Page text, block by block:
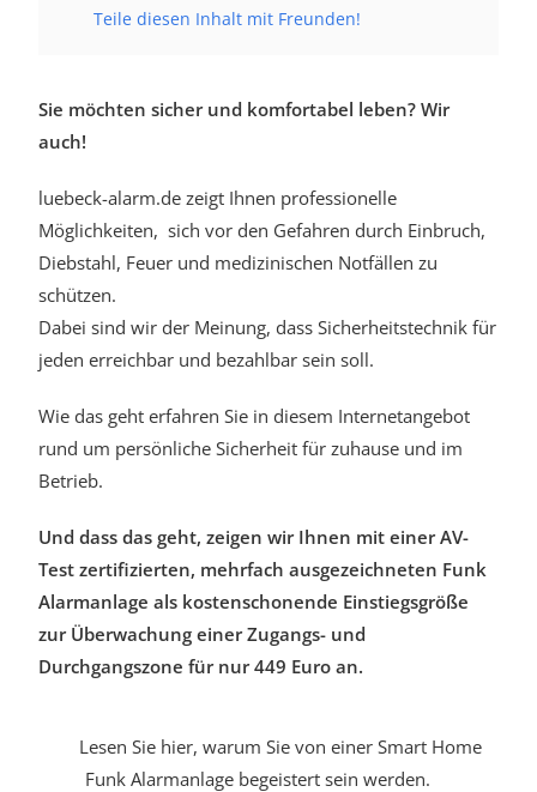
Teile diesen Inhalt mit Freunden!
Sie möchten sicher und komfortabel leben? Wir
auch!
luebeck-alarm.de zeigt Ihnen professionelle
Möglichkeiten, sich vor den Gefahren durch Einbruch,
Diebstahl, Feuer und medizinischen Notfällen zu
schützen.
Dabei sind wir der Meinung, dass Sicherheitstechnik für
jeden erreichbar und bezahlbar sein soll.
Wie das geht erfahren Sie in diesem Internetangebot
rund um persönliche Sicherheit für zuhause und im
Betrieb.
Und dass das geht, zeigen wir Ihnen mit einer AV-
Test zertifizierten, mehrfach ausgezeichneten Funk
Alarmanlage als kostenschonende Einstiegsgröße
zur Überwachung einer Zugangs- und
Durchgangszone für nur 449 Euro an.
Lesen Sie hier, warum Sie von einer Smart Home
Funk Alarmanlage begeistert sein werden.